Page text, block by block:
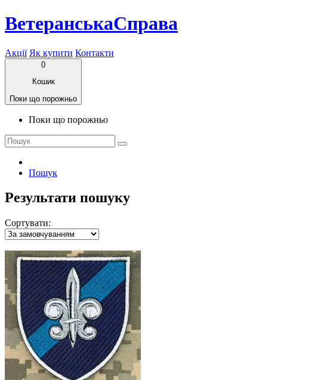
ВетеранськаСправа
Акції Як купити Контакти
0
Кошик
Поки що порожньо
Поки що порожньо
Пошук
Результати пошуку
Сортувати: